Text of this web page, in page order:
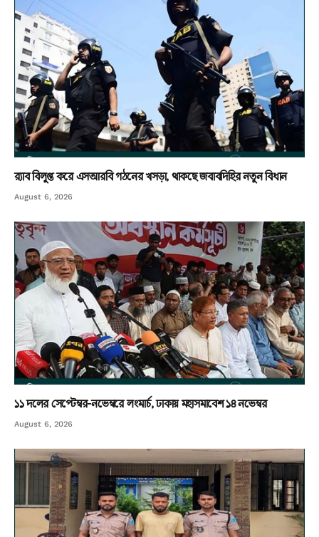
র‌্যাব বিলুপ্ত করে এসআরবি গঠনের খসড়া, থাকছে জবাবদিহির নতুন বিধান
August 6, 2026
১১ দলের সেপ্টেম্বর-নভেম্বরে লংমার্চ, ঢাকায় মহাসমাবেশ ১৪ নভেম্বর
August 6, 2026